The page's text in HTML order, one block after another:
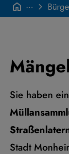
···
Sie haben
Stadt